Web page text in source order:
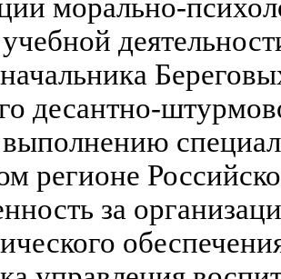
морально-
десантно-
регионе
за